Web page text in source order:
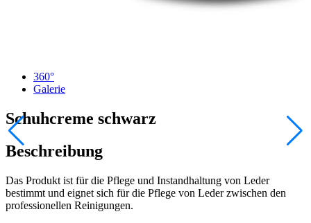
360°
Galerie
Schuhcreme schwarz
Beschreibung
Das Produkt ist für die Pflege und Instandhaltung von Leder
bestimmt und eignet sich für die Pflege von Leder zwischen den
professionellen Reinigungen.